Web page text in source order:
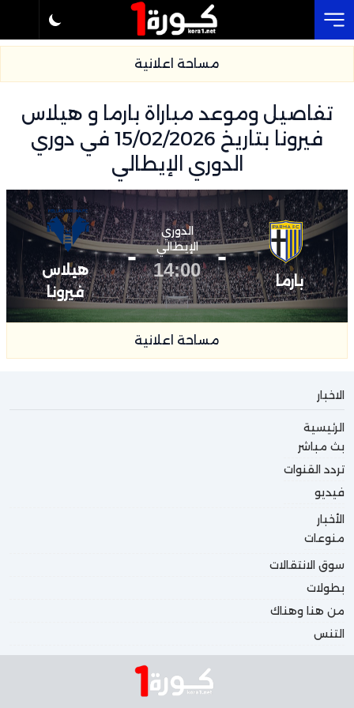
مساحة اعلانية
تفاصيل وموعد مباراة بارما و هيلاس
فيرونا بتاريخ 15/02/2026 في دوري
الدوري الإيطالي
بارما
-
الدوري
الإيطالي
14:00
-
هيلاس
فيرونا
مساحة اعلانية
الاخبار
الرئيسية
بث مباشر
تردد القنوات
فيديو
الأخبار
منوعات
سوق الانتقالات
بطولات
من هنا وهناك
التنس